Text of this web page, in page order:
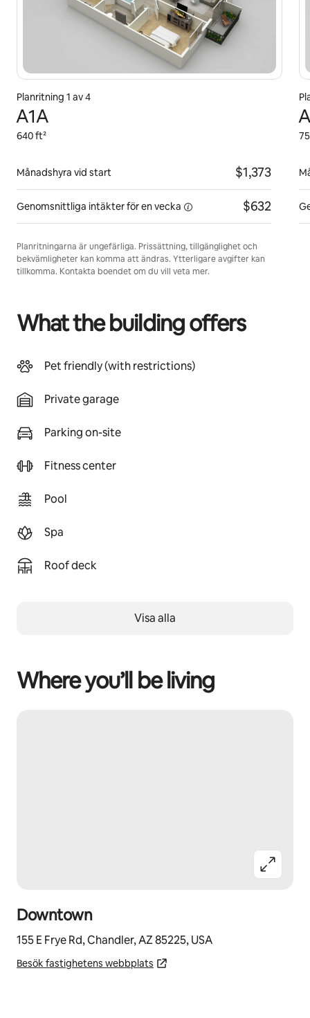
Planritning 1 av 4
A1A
640 ft²
Månadshyra vid start $1,373
Genomsnittliga intäkter fören vecka $632
Planritningarna är ungefärliga. Prissättning, tillgänglighet och
bekvämligheter kan komma att ändras. Ytterligare avgifter kan
tillkomma. Kontakta boendet om du vill veta mer.
What the building offers
Pet friendly (with restrictions)
Private garage
Parking on-site
Fitness center
Pool
Spa
Roof deck
Visa alla
Where you’ll be living
Downtown
155 E Frye Rd, Chandler, AZ 85225, USA
Besök fastighetens webbplats